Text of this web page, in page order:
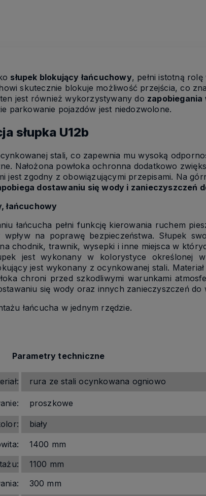
słupek blokujący łańcuchowy, pełni istotną
skutecznie blokuje możliwość przejścia, co
jest również wykorzystywany do zapobiegania
parkowanie pojazdów jest niedozwolone.
słupka U12b
stali, co zapewnia mu wysoką
Nałożona powłoka ochronna dodatkowo
jest zgodny z obowiązującymi przepisami. Na
dostawaniu się wody i zanieczyszczeń
łańcuchowy
łańcucha pełni funkcję kierowania ruchem
na poprawę bezpieczeństwa. Słupek
chodnik, trawnik, wysepki i inne miejsca w
jest wykonany w kolorystyce określonej
jest wykonany z ocynkowanej stali.
chroni przed szkodliwymi warunkami
się wody oraz innych zanieczyszczeń do
łańcucha w jednym rzędzie.
Parametry techniczne
rura ze stali ocynkowana ogniowo
proszkowe
biały
1400 mm
1100 mm
300 mm